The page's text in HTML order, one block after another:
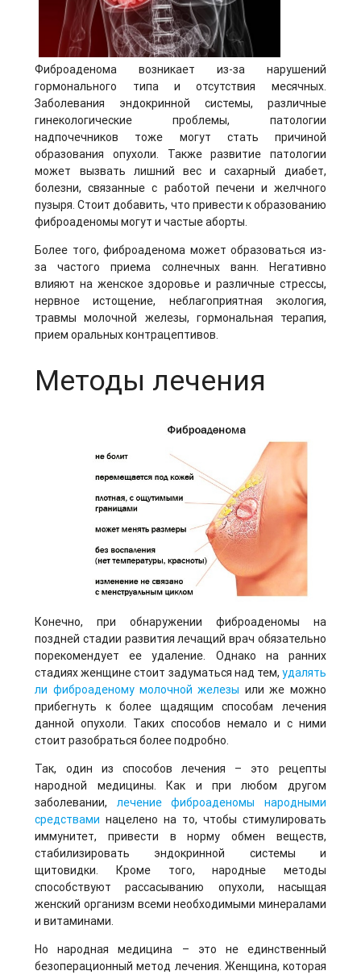
Фиброаденома возникает из-за нарушений
гормонального типа и отсутствия месячных.
Заболевания эндокринной системы, различные
гинекологические проблемы, патологии
надпочечников тоже могут стать причиной
образования опухоли. Также развитие патологии
может вызвать лишний вес и сахарный диабет,
болезни, связанные с работой печени и желчного
пузыря. Стоит добавить, что привести к образованию
фиброаденомы могут и частые аборты.
Более того, фиброаденома может образоваться из-
за частого приема солнечных ванн. Негативно
влияют на женское здоровье и различные стрессы,
нервное истощение, неблагоприятная экология,
травмы молочной железы, гормональная терапия,
прием оральных контрацептивов.
Методы лечения
Конечно, при обнаружении фиброаденомы на
поздней стадии развития лечащий врач обязательно
порекомендует ее удаление. Однако на ранних
стадиях женщине стоит задуматься над тем, удалять
ли фиброаденому молочной железы или же можно
прибегнуть к более щадящим способам лечения
данной опухоли. Таких способов немало и с ними
стоит разобраться более подробно.
Так, один из способов лечения – это рецепты
народной медицины. Как и при любом другом
заболевании, лечение фиброаденомы народными
средствами нацелено на то, чтобы стимулировать
иммунитет, привести в норму обмен веществ,
стабилизировать эндокринной системы и
щитовидки. Кроме того, народные методы
способствуют рассасыванию опухоли, насыщая
женский организм всеми необходимыми минералами
и витаминами.
Но народная медицина – это не единственный
безоперационный метод лечения. Женщина, которая